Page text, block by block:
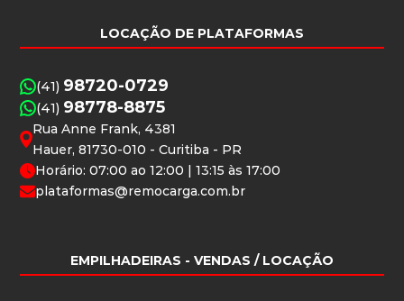
LOCAÇÃO DE PLATAFORMAS
(41) 98720-0729
(41) 98778-8875
Rua Anne Frank, 4381
Hauer, 81730-010 - Curitiba - PR
Horário: 07:00 ao 12:00 | 13:15 às 17:00
plataformas@remocarga.com.br
EMPILHADEIRAS - VENDAS / LOCAÇÃO